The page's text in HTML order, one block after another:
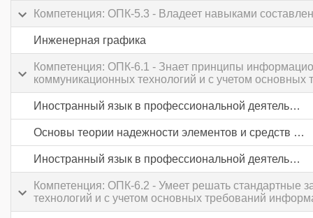
Компетенция: ОПК-5.3 - Владеет навыками
Инженерная графика
Компетенция: ОПК-6.1 - Знает принципы
коммуникационных технологий и с учетом
Иностранный язык в профессиональной деятельности
Основы теории надежности элементов и средств автоматики
Иностранный язык в профессиональной деятельности
Компетенция: ОПК-6.2 - Умеет решать стандартные
технологий и с учетом основных требований